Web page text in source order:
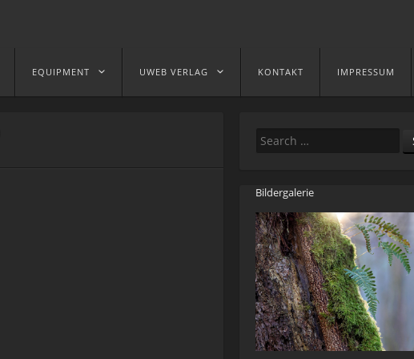
EQUIPMENT UWEB VERLAG KONTAKT IMPRESSUM
Search
Bildergalerie